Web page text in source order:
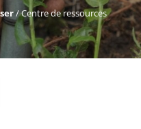
/Centre de ressources